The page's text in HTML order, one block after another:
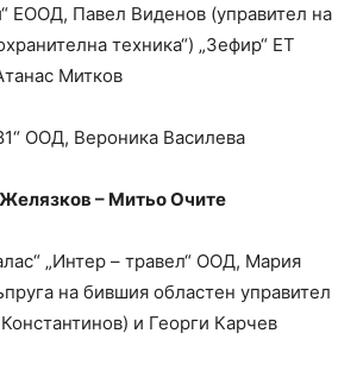
ЕООД, Павел Виденов (управител на
техника“) „Зефир“ ЕТ
Митков
ООД, Вероника Василева
– Митьо Очите
„Интер – травел“ ООД, Мария
на бившия областен управител
и Георги Карчев